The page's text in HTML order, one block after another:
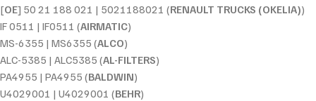
[OE] 50 21 188 021 | 5021188021 (RENAULT TRUCKS (OKELIA))
IF 0511 | IF0511 (AIRMATIC)
MS-6355 | MS6355 (ALCO)
ALC-5385 | ALC5385 (AL-FILTERS)
PA4955 | PA4955 (BALDWIN)
U4029001 | U4029001 (BEHR)